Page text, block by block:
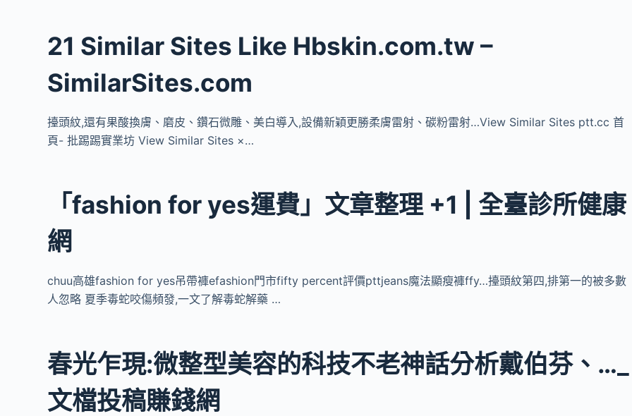
21 Similar Sites Like Hbskin.com.tw –
SimilarSites.com
擡頭紋,還有果酸換膚、磨皮、鑽石微雕、美白導入,設備新穎更勝柔膚雷射、碳粉雷射…View Similar Sites ptt.cc 首
頁- 批踢踢實業坊 View Similar Sites ×…
「fashion for yes運費」文章整理 +1 | 全臺診所健康
網
chuu高雄fashion for yes吊帶褲efashion門市fifty percent評價pttjeans魔法顯瘦褲ffy…擡頭紋第四,排第一的被多數
人忽略 夏季毒蛇咬傷頻發,一文了解毒蛇解藥 …
春光乍現:微整型美容的科技不老神話分析戴伯芬、…_
文檔投稿賺錢網